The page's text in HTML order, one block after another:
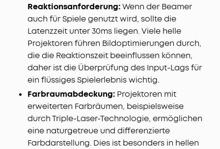
Reaktionsanforderung:Wenn der Beamer
auch für Spiele genutzt wird, sollte die
Latenzzeit unter 30ms liegen. Viele helle
Projektoren führen Bildoptimierungen durch,
die die Reaktionszeit beeinflussen können,
daher ist die Überprüfung des Input-Lags für
ein flüssiges Spielerlebnis wichtig.
Farbraumabdeckung: Projektoren mit
erweiterten Farbräumen, beispielsweise
durch Triple-Laser-Technologie, ermöglichen
eine naturgetreue und differenzierte
Farbdarstellung. Dies ist besonders in hellen